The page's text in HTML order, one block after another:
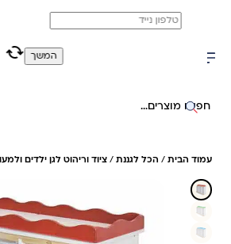
משלוח מהיר חינם בקניה מעל 299 ₪ (למעט ריהוט)
חיפוש באתר
עמוד הבית/הכל לגננת/ציוד וריהוט לגן ילדים ולמעונות
המשך